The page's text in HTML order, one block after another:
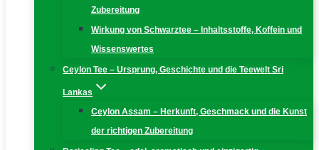
Zubereitung
Wirkung von Schwarztee – Inhaltsstoffe, Koffein und
Wissenswertes
Ceylon Tee – Ursprung, Geschichte und die Teewelt Sri
Lankas
Ceylon Assam – Herkunft, Geschmack und die Kunst
der richtigen Zubereitung